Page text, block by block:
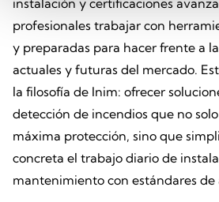
instalación y certificaciones
profesionales trabajar con
y preparadas para hacer frente a
actuales y futuras del mercado.
la filosofía de Inim: ofrecer
detección de incendios que no
máxima protección, sino que
concreta el trabajo diario de
mantenimiento con estándares de